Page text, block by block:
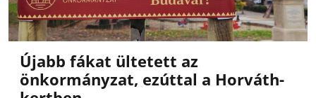
Újabb fákat ültetett az
önkormányzat, ezúttal a Horváth-